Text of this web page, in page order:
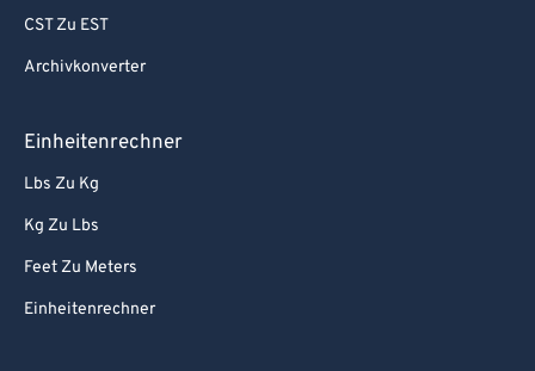
CST Zu EST
Archivkonverter
Einheitenrechner
Lbs Zu Kg
Kg Zu Lbs
Feet Zu Meters
Einheitenrechner